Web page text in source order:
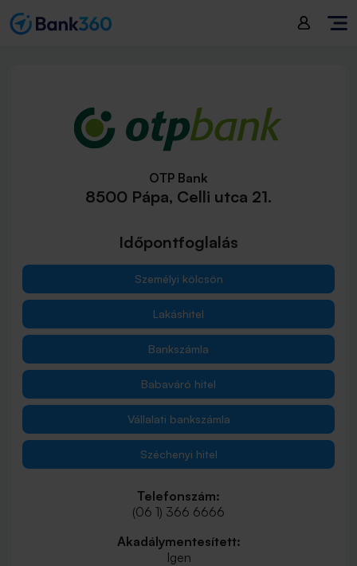
OTP Bank
8500 Pápa, Celli utca 21.
Időpontfoglalás
Személyi kölcsön
Lakáshitel
Bankszámla
Babaváró hitel
Vállalati bankszámla
Széchenyi hitel
Telefonszám:
(06 1) 366 6666
Akadálymentesített:
Igen